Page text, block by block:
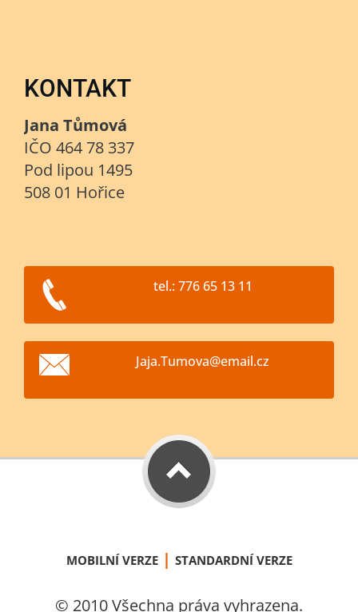
KONTAKT
Jana Tůmová
IČO 464 78 337
Pod lipou 1495
508 01 Hořice
tel.: 776 65 13 11
Jaja.Tumova@email.cz
MOBILNÍ VERZE | STANDARDNÍ VERZE
© 2010 Všechna práva vyhrazena.